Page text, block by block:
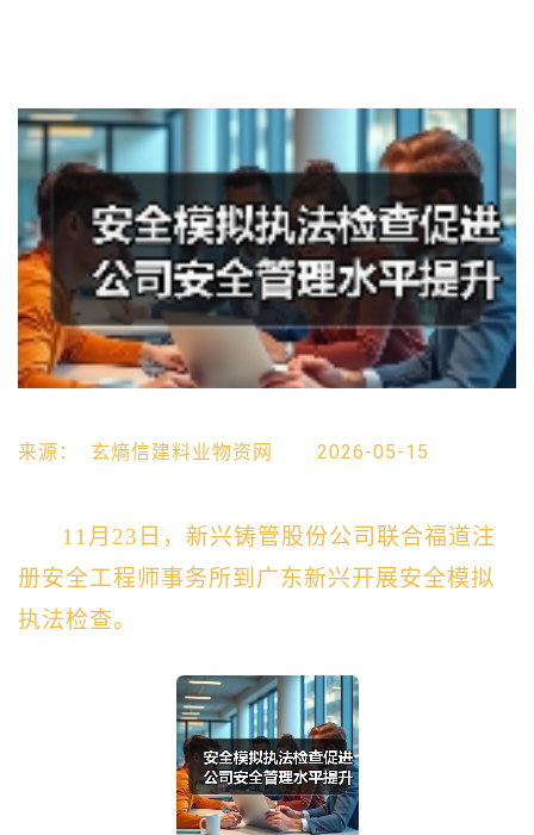
来源： 玄熵信建料业物资网 2026-05-15
11 月23日，新兴铸管股份公司联合福道注
册安全工程师事务所到广东新兴开展安全模拟
执法检查。